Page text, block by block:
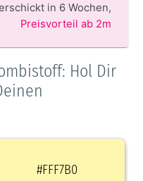
in 6 Wochen,
Preisvorteil ab 2m
Hol Dir
#FFF7B0